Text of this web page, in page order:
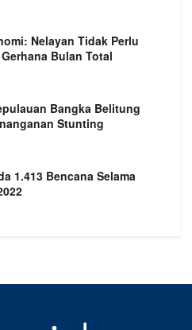
Nelayan Tidak Perlu
Bulan Total
Bangka Belitung
Stunting
1.413 Bencana Selama